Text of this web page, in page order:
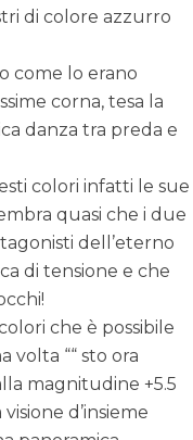
di colore azzurro
come lo erano
corna, tesa la
danza tra preda e
colori infatti le sue
quasi che i due
dell’eterno
di tensione e che
che è possibile
volta ““ sto ora
magnitudine +5.5
d’insieme